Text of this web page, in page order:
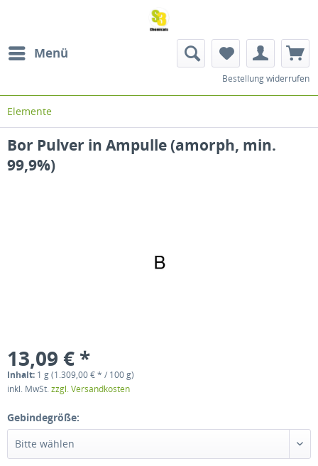
Menü
Bestellung widerrufen
Elemente
Bor Pulver in Ampulle (amorph, min.
99,9%)
13,09 € *
Inhalt: 1 g (1.309,00 € * / 100 g)
inkl. MwSt.zzgl. Versandkosten
Gebindegröße:
Bitte wählen